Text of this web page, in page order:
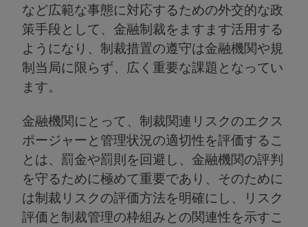
など広範な事態に対応するための外交的な政
策手段として、金融制裁をますます活用する
ようになり、制裁措置の遵守は金融機関や規
制当局に限らず、広く重要な課題となってい
ます。
金融機関にとって、制裁関連リスクのエクス
ポージャーと管理状況の適切性を評価するこ
とは、罰金や罰則を回避し、金融機関の評判
を守るために極めて重要であり、そのために
は制裁リスクの評価方法を明確にし、リスク
評価と制裁管理の枠組みとの関連性を示すこ